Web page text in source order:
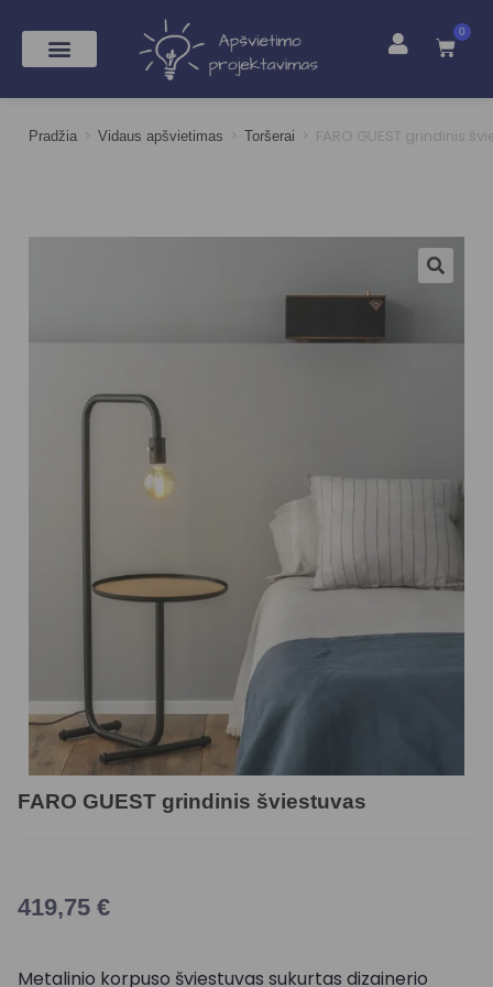
0
Pradžia > Vidaus apšvietimas > Toršerai > FARO GUEST grindinis
FARO GUEST grindinis šviestuvas
419,75 €
Metalinio korpuso šviestuvas sukurtas dizainerio